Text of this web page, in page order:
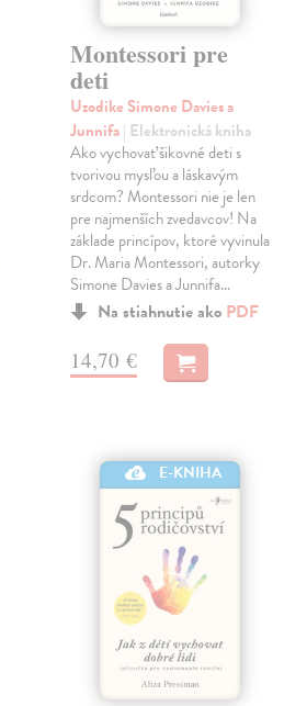
Montessori pre
deti
Uzodike Simone Davies a
Junnifa| Elektronická kniha
Ako vychovať šikovné deti s
tvorivou mysľou a láskavým
srdcom? Montessori nie je len
pre najmenších zvedavcov! Na
základe princípov, ktoré vyvinula
Dr. Maria Montessori, autorky
Simone Davies a Junnifa…
Na stiahnutie ako PDF
14,70 €
E-KNIHA